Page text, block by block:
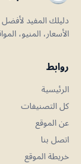
دليلك المفيد
الأسعار، المنيو،
روابط
الرئيسية
كل التصنيفات
عن الموقع
اتصل بنا
خريطة الموقع